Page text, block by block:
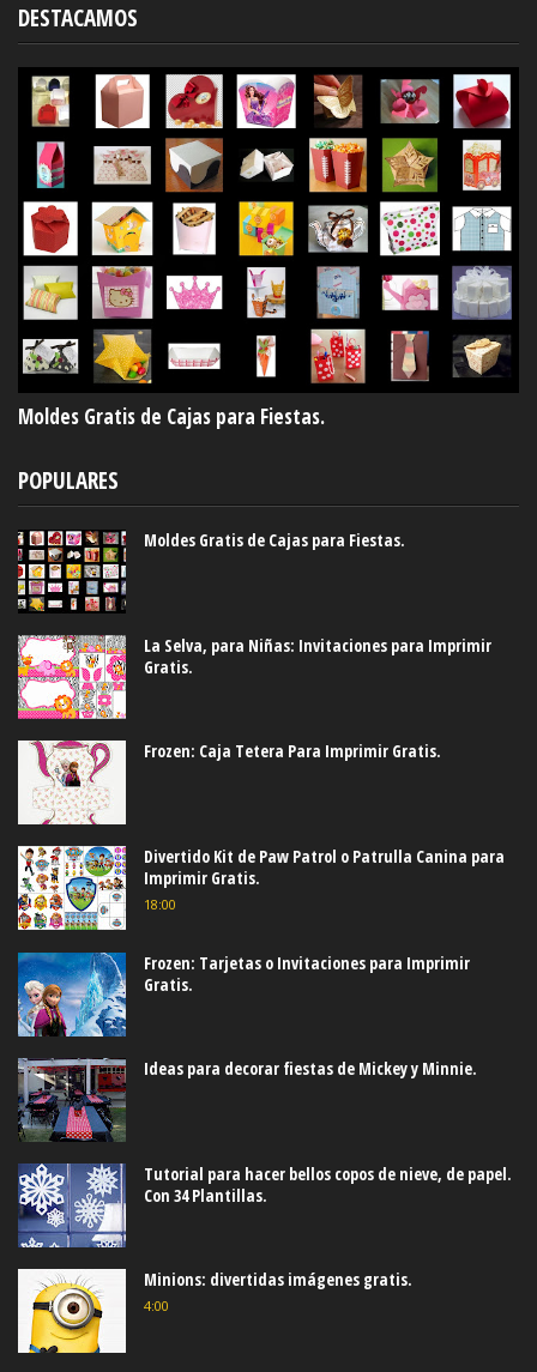
DESTACAMOS
Moldes Gratis de Cajas para Fiestas.
POPULARES
Moldes Gratis de Cajas para Fiestas.
La Selva, para Niñas: Invitaciones para Imprimir
Gratis.
Frozen: Caja Tetera Para Imprimir Gratis.
Divertido Kit de Paw Patrol o Patrulla Canina para
Imprimir Gratis.
18:00
Frozen: Tarjetas o Invitaciones para Imprimir
Gratis.
Ideas para decorar fiestas de Mickey y Minnie.
Tutorial para hacer bellos copos de nieve, de papel.
Con 34 Plantillas.
Minions: divertidas imágenes gratis.
4:00